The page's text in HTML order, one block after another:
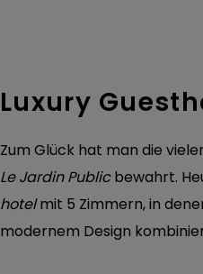
Luxury
Zum Glück hat man die
Le Jardin Publicbewahrt.
hotelmit 5 Zimmern, in
modernem Design